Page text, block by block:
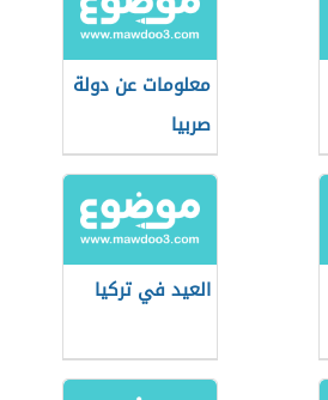
معلومات عن دولة
صربيا
العيد في تركيا